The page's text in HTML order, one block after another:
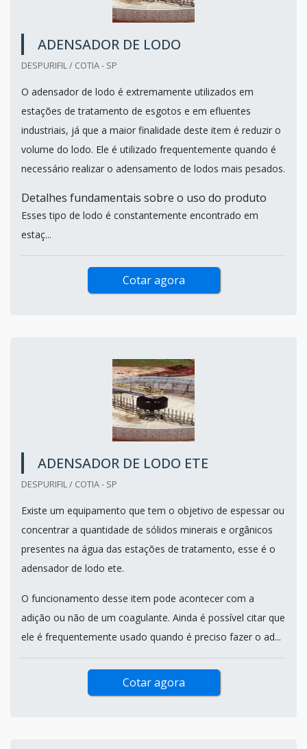
ADENSADOR DE LODO
DESPURIFIL / COTIA - SP
O adensador de lodo é extremamente utilizados em
estações de tratamento de esgotos e em efluentes
industriais, já que a maior finalidade deste item é reduzir o
volume do lodo. Ele é utilizado frequentemente quando é
necessário realizar o adensamento de lodos mais pesados.
Detalhes fundamentais sobre o uso do produto
Esses tipo de lodo é constantemente encontrado em
estaç...
Cotar agora
ADENSADOR DE LODO ETE
DESPURIFIL / COTIA - SP
Existe um equipamento que tem o objetivo de espessar ou
concentrar a quantidade de sólidos minerais e orgânicos
presentes na água das estações de tratamento, esse é o
adensador de lodo ete.
O funcionamento desse item pode acontecer com a
adição ou não de um coagulante. Ainda é possível citar que
ele é frequentemente usado quando é preciso fazer o ad...
Cotar agora